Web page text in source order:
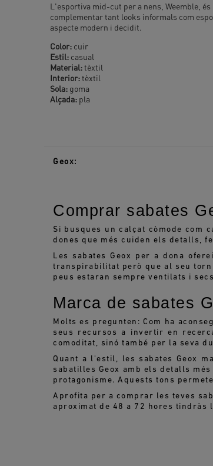
L'esportiva mid-cut per a nens, Weemble,
complementar tant looks informals com
aspecte modern i decidit.
Color: cuir
Estil: casual
Material:tèxtil
Interior:tèxtil
Sola: goma
Alçada: pla
Geox:
Comprar sabates
Si busques un calçat còmode com
dones que més cuiden els detalls,
Les sabates Geox per a dona
transpirabilitat però que al seu torn
peus estaran sempre ventilats i
Marca de sabates
Molts es pregunten: Com ha
seus recursos a invertir en
comoditat, sinó també per la seva
Quant a l'estil, les sabates Geox
sabatilles Geox amb els detalls
protagonisme. Aquests tons
Aprofita per a comprar les teves
aproximat de 48 a 72 hores tindràs